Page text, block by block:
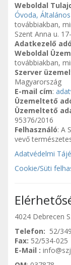
Weboldal
Óvoda,
továbbiakban,
Szent Anna u.
Adatkezelő
Weboldal
továbbiakban,
Szerver
Magyarország
E-mail cím:
Üzemeltető
Üzemeltető
95376/2016
Felhasználó: A
vevő
Adatvédelmi
Cookie/Süti
4024 Debrecen
Telefon: 52/
Fax: 52/534-025
E-Mail :